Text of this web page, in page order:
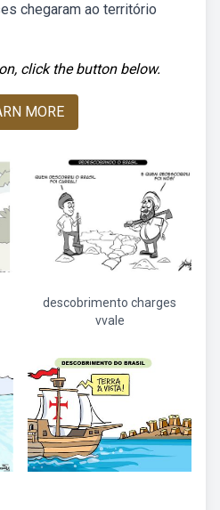
chegaram ao território
click the button below.
MORE
descobrimento charges
vvale